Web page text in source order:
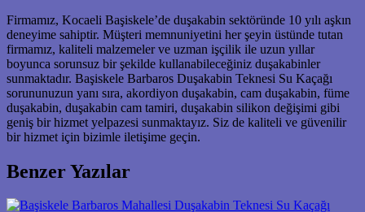
Firmamız, Kocaeli Başiskele’de duşakabin sektöründe 10 yılı aşkın
deneyime sahiptir. Müşteri memnuniyetini her şeyin üstünde tutan
firmamız, kaliteli malzemeler ve uzman işçilik ile uzun yıllar
boyunca sorunsuz bir şekilde kullanabileceğiniz duşakabinler
sunmaktadır. Başiskele Barbaros Duşakabin Teknesi Su Kaçağı
sorununuzun yanı sıra, akordiyon duşakabin, cam duşakabin, füme
duşakabin, duşakabin cam tamiri, duşakabin silikon değişimi gibi
geniş bir hizmet yelpazesi sunmaktayız. Siz de kaliteli ve güvenilir
bir hizmet için bizimle iletişime geçin.
Benzer Yazılar